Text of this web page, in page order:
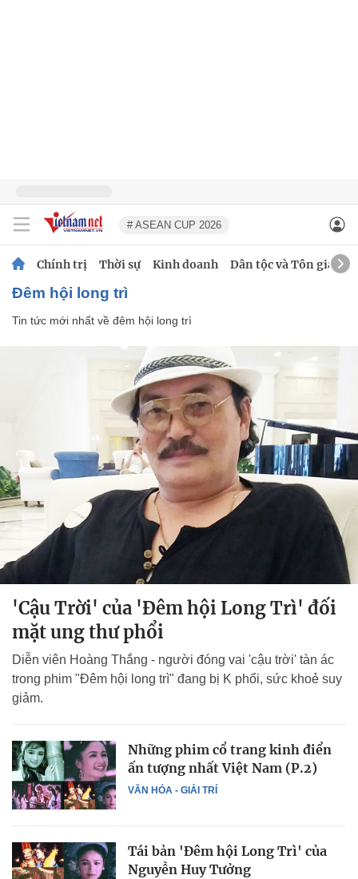
# ASEAN CUP 2026
Chính trị Thời sự Kinh doanh Dân tộc và Tôn giáo
đêm hội long trì
Tin tức mới nhất về đêm hội long trì
'Cậu Trời' của 'Đêm hội Long Trì' đối
mặt ung thư phổi
Diễn viên Hoàng Thắng - người đóng vai 'cậu trời' tàn ác
trong phim "Đêm hội long trì" đang bị K phổi, sức khoẻ suy
giảm.
VĂN HÓA - GIẢI TRÍ
Những phim cổ trang kinh điển
ấn tượng nhất Việt Nam (P.2)
Tái bản 'Đêm hội Long Trì' của
Nguyễn Huy Tưởng